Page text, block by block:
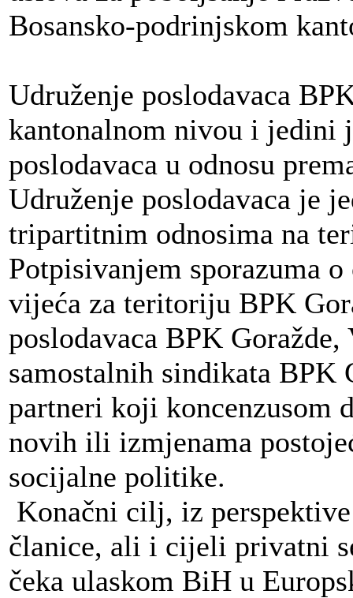
Bosansko-podrinjskom
Udruženje poslodavaca
kantonalnom nivou i jedini
poslodavaca u odnosu
Udruženje poslodavaca je
tripartitnim odnosima na
Potpisivanjem sporazuma
vijeća za teritoriju BPK
poslodavaca BPK
samostalnih sindikata BPK
partneri koji koncenzusom
novih ili izmjenama
socijalne politike.
Konačni cilj, iz
članice, ali i cijeli privatni
čeka ulaskom BiH u